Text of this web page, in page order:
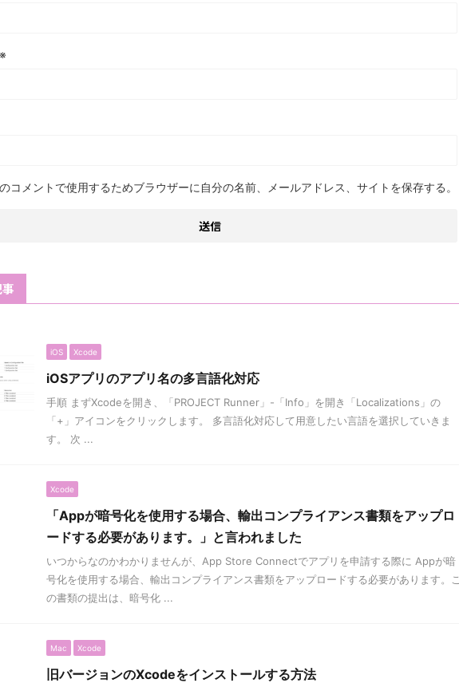
※
コメントで使用するためブラウザーに自分の名前、メールアドレス、サイトを保存する。
iOS Xcode
iOSアプリのアプリ名の多言語化対応
手順 まずXcodeを開き、「PROJECT Runner」-「Info」を開き「Localizations」の
「+」アイコンをクリックします。 多言語化対応して用意したい言語を選択していきま
す。 次 ...
Xcode
「Appが暗号化を使用する場合、輸出コンプライアンス書類をアップロ
ードする必要があります。」と言われました
いつからなのかわかりませんが、App Store Connectでアプリを申請する際に Appが暗
号化を使用する場合、輸出コンプライアンス書類をアップロードする必要があります。こ
の書類の提出は、暗号化 ...
Mac Xcode
旧バージョンのXcodeをインストールする方法